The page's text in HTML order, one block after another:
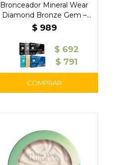
Bronceador Mineral Wear
Diamond Bronze Gem –
Physicians
$ 989
$ 692
$ 791